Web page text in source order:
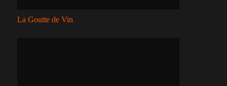
La Goutte de Vin